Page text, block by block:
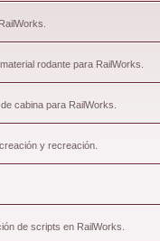
rodante para RailWorks.
cabina para RailWorks.
y recreación.
de scripts en RailWorks.